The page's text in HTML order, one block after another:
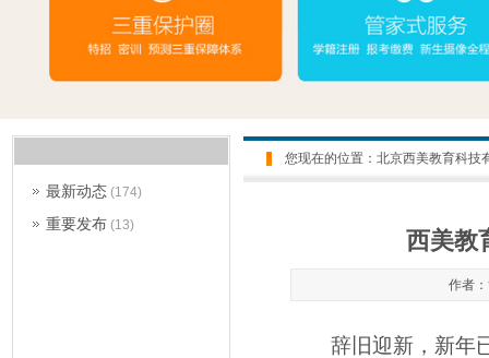
您现在的位置： 北京西美教育科技
西美教
作者
辞旧迎新，新年
最新动态 (174)
重要发布 (13)